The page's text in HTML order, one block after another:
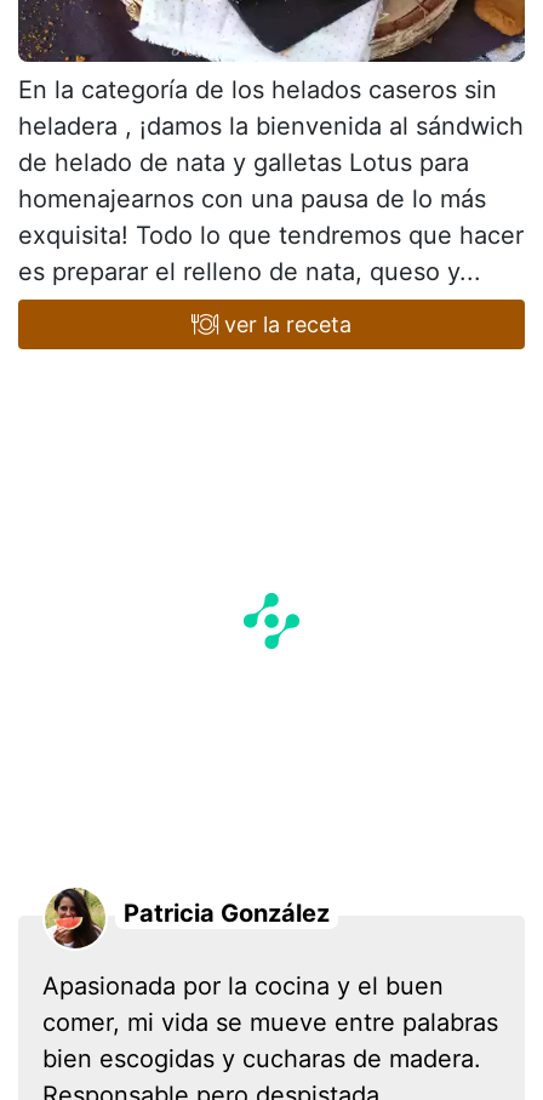
En la categoría de los helados caseros sin
heladera , ¡damos la bienvenida al sándwich
de helado de nata y galletas Lotus para
homenajearnos con una pausa de lo más
exquisita! Todo lo que tendremos que hacer
es preparar el relleno de nata, queso y...
ver la receta
Patricia González
Apasionada por la cocina y el buen
comer, mi vida se mueve entre palabras
bien escogidas y cucharas de madera.